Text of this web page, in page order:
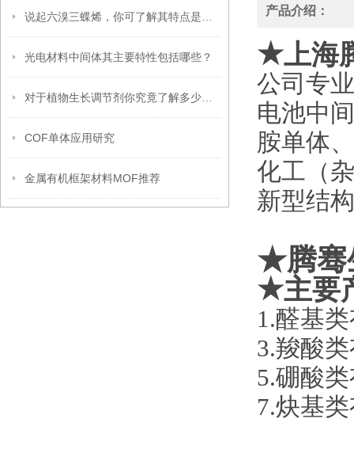
光电材料中间体其主要特性包括哪些？
COF单体应用研究
金属有机框架材料MOF推荐
产品介绍：
★上海
公司专
电池中
胺单体
化工（
新型结
★腾骞
★主要
1.醛
3.羧
5.硼
7.炔